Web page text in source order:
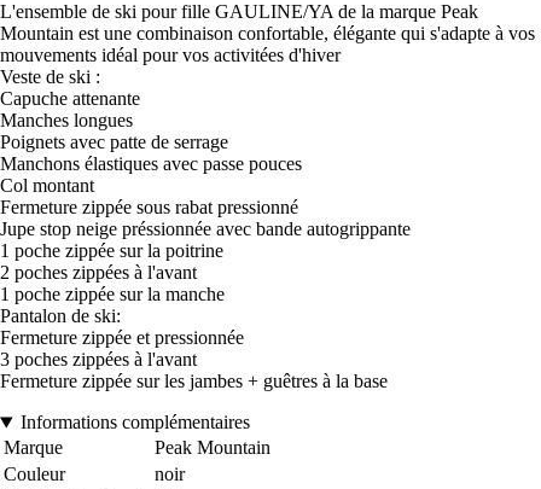
L'ensemble de ski pour fille GAULINE/YA de la marque Peak
Mountain est une combinaison confortable, élégante qui s'adapte à vos
mouvements idéal pour vos activitées d'hiver
Veste de ski :
Capuche attenante
Manches longues
Poignets avec patte de serrage
Manchons élastiques avec passe pouces
Col montant
Fermeture zippée sous rabat pressionné
Jupe stop neige préssionnée avec bande autogrippante
1 poche zippée sur la poitrine
2 poches zippées à l'avant
1 poche zippée sur la manche
Pantalon de ski:
Fermeture zippée et pressionnée
3 poches zippées à l'avant
Fermeture zippée sur les jambes + guêtres à la base
Informations complémentaires
Marque
Peak Mountain
Couleur
noir